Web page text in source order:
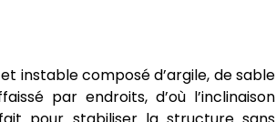
instable composé d’argile, de sable
par endroits, d’où l’inclinaison